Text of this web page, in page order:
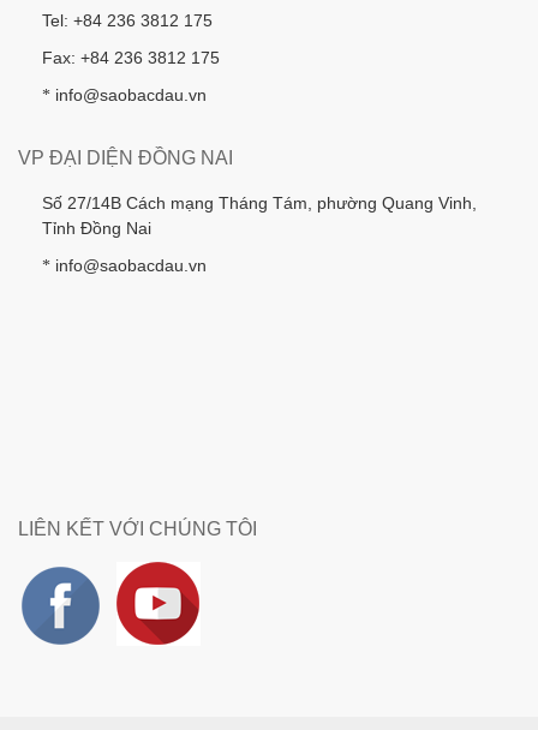
Tel: +84 236 3812 175
Fax: +84 236 3812 175
* info@saobacdau.vn
VP ĐẠI DIỆN ĐỒNG NAI
Số 27/14B Cách mạng Tháng Tám, phường Quang Vinh,
Tỉnh Đồng Nai
* info@saobacdau.vn
LIÊN KẾT VỚI CHÚNG TÔI